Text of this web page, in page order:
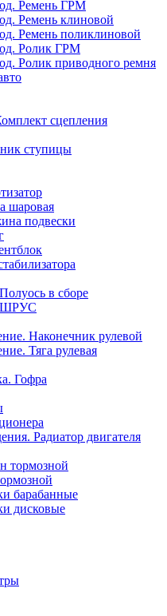
Ремень ГРМ
Ремень клиновой
Ремень поликлиновой
Ролик ГРМ
Ролик приводного ремня
сцепления
ступицы
шаровая
подвески
в сборе
ШРУС
Наконечник рулевой
Тяга рулевая
Гофра
Радиатор двигателя
тормозной
барабанные
дисковые